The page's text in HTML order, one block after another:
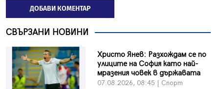
ДОБАВИ КОМЕНТАР
СВЪРЗАНИ НОВИНИ
Христо Янев: Разхождам се по
улиците на София като най-
мразения човек в държавата
07.08.2026, 08:45 | Спорт